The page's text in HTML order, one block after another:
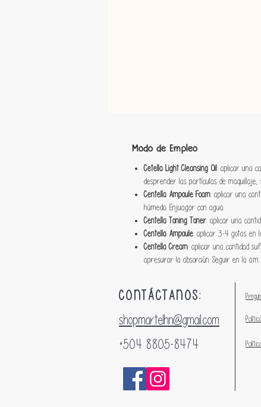
Modo de Empleo
Cetella Light Cleansing Oil: aplicar una
desprender las partículas de maquillaje,
Centella Ampoule Foam: aplicar una
húmeda. Enjuagar con agua.
Centella Toning Toner: aplicar una
Centella Ampoule: aplicar 3-4 gotas en
Centella Cream: aplicar una cantidad
apresurar la absorción. Seguir en la a.m.
CONTÁCTANOS:
+504 8805-8474
shopmartelhn@gmail.com